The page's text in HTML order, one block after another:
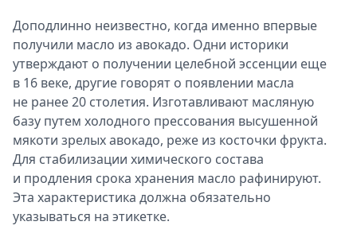
Доподлинно неизвестно, когда именно впервые
получили масло из авокадо. Одни историки
утверждают о получении целебной эссенции еще
в 16 веке, другие говорят о появлении масла
не ранее 20 столетия. Изготавливают масляную
базу путем холодного прессования высушенной
мякоти зрелых авокадо, реже из косточки фрукта.
Для стабилизации химического состава
и продления срока хранения масло рафинируют.
Эта характеристика должна обязательно
указываться на этикетке.